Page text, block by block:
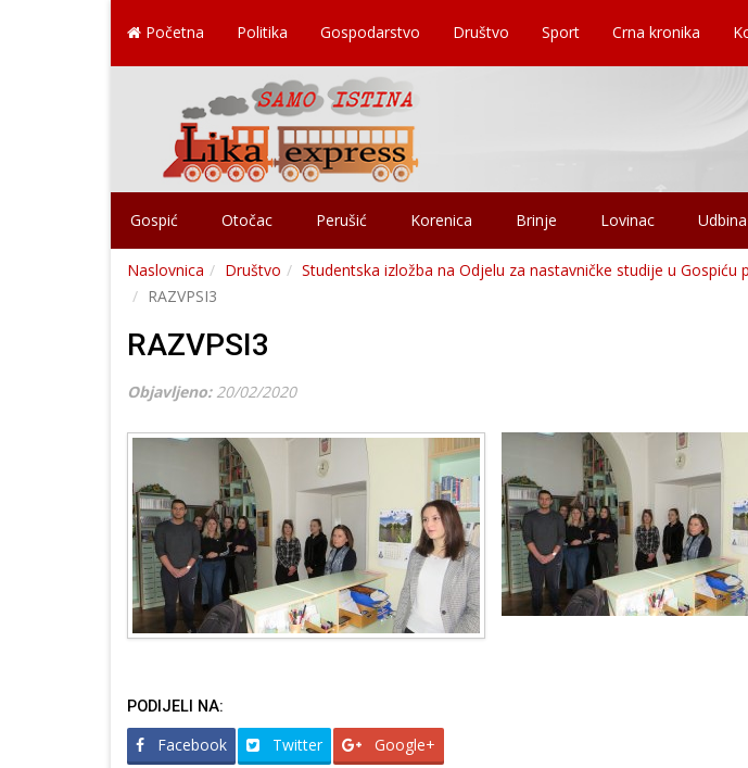
Početna Politika Gospodarstvo Društvo Sport Crna kronika
Gospić Otočac Perušić Korenica Brinje Lovinac Udbina
Naslovnica Društvo
Studentska izložba na Odjelu za nastavničke studije u
RAZVPSI3
RAZVPSI3
Objavljeno: 20/02/2020
PODIJELI NA:
Facebook Twitter Google+